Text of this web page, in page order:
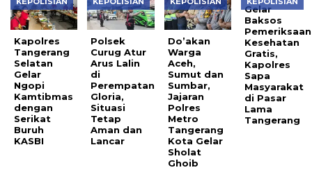
Kapolres
Tangerang
Selatan
Gelar
Ngopi
Kamtibmas
dengan
Serikat
Buruh
KASBI
Polsek
Curug Atur
Arus Lalin
di
Perempatan
Gloria,
Situasi
Tetap
Aman dan
Lancar
Do’akan
Warga
Aceh,
Sumut dan
Sumbar,
Jajaran
Polres
Metro
Tangerang
Kota Gelar
Sholat
Ghoib
Gelar
Baksos
Pemeriksaan
Kesehatan
Gratis,
Kapolres
Sapa
Masyarakat
di Pasar
Lama
Tangerang